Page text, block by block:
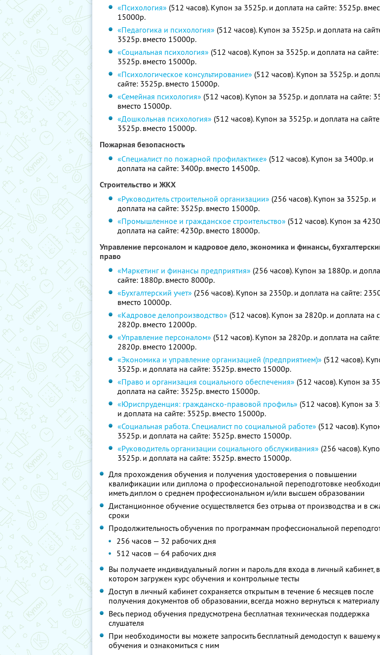
«Психология» (512 часов). Купон за 3525р. и доплата на сайте: 3525р.
15000р.
«Педагогика и психология» (512 часов). Купон за 3525р. и доплата на
3525р. вместо 15000р.
«Социальная психология» (512 часов). Купон за 3525р. и доплата на сайте:
3525р. вместо 15000р.
«Психологическое консультирование» (512 часов). Купон за 3525р. и
сайте: 3525р. вместо 15000р.
«Семейная психология» (512 часов). Купон за 3525р. и доплата на сайте:
вместо 15000р.
«Дошкольная психология» (512 часов). Купон за 3525р. и доплата на
3525р. вместо 15000р.
Пожарная безопасность
«Специалист по пожарной профилактике» (512 часов). Купон за 3400р. и
доплата на сайте: 3400р. вместо 14500р.
Строительство и ЖКХ
«Руководитель строительной организации» (256 часов). Купон за 3525р. и
доплата на сайте: 3525р. вместо 15000р.
«Промышленное и гражданское строительство» (512 часов). Купон за
доплата на сайте: 4230р. вместо 18000р.
Управление персоналом и кадровое дело, экономика и финансы,
право
«Маркетинг и финансы предприятия» (256 часов). Купон за 1880р. и
сайте: 1880р. вместо 8000р.
«Бухгалтерский учет» (256 часов). Купон за 2350р. и доплата на сайте:
вместо 10000р.
«Кадровое делопроизводство» (512 часов). Купон за 2820р. и доплата на
2820р. вместо 12000р.
«Управление персоналом» (512 часов). Купон за 2820р. и доплата на
2820р. вместо 12000р.
«Экономика и управление организацией (предприятием)» (512 часов).
3525р. и доплата на сайте: 3525р. вместо 15000р.
«Право и организация социального обеспечения» (512 часов). Купон за
доплата на сайте: 3525р. вместо 15000р.
«Юриспруденция: гражданско-правовой профиль» (512 часов). Купон за
и доплата на сайте: 3525р. вместо 15000р.
«Социальная работа. Специалист по социальной работе» (512 часов).
3525р. и доплата на сайте: 3525р. вместо 15000р.
«Руководитель организации социального обслуживания» (256 часов).
3525р. и доплата на сайте: 3525р. вместо 15000р.
Для прохождения обучения и получения удостоверения о повышении
квалификации или диплома о профессиональной переподготовке
иметь диплом о среднем профессиональном и/или высшем образовании
Дистанционное обучение осуществляется без отрыва от производства и в
сроки
Продолжительность обучения по программам профессиональной
256 часов — 32 рабочих дня
512 часов — 64 рабочих дня
Вы получаете индивидуальный логин и пароль для входа в личный кабинет, в
котором загружен курс обучения и контрольные тесты
Доступ в личный кабинет сохраняется открытым в течение 6 месяцев после
получения документов об образовании, всегда можно вернуться к материалу
Весь период обучения предусмотрена бесплатная техническая поддержка
слушателя
При необходимости вы можете запросить бесплатный демодоступ к вашему
обучения и ознакомиться с ним